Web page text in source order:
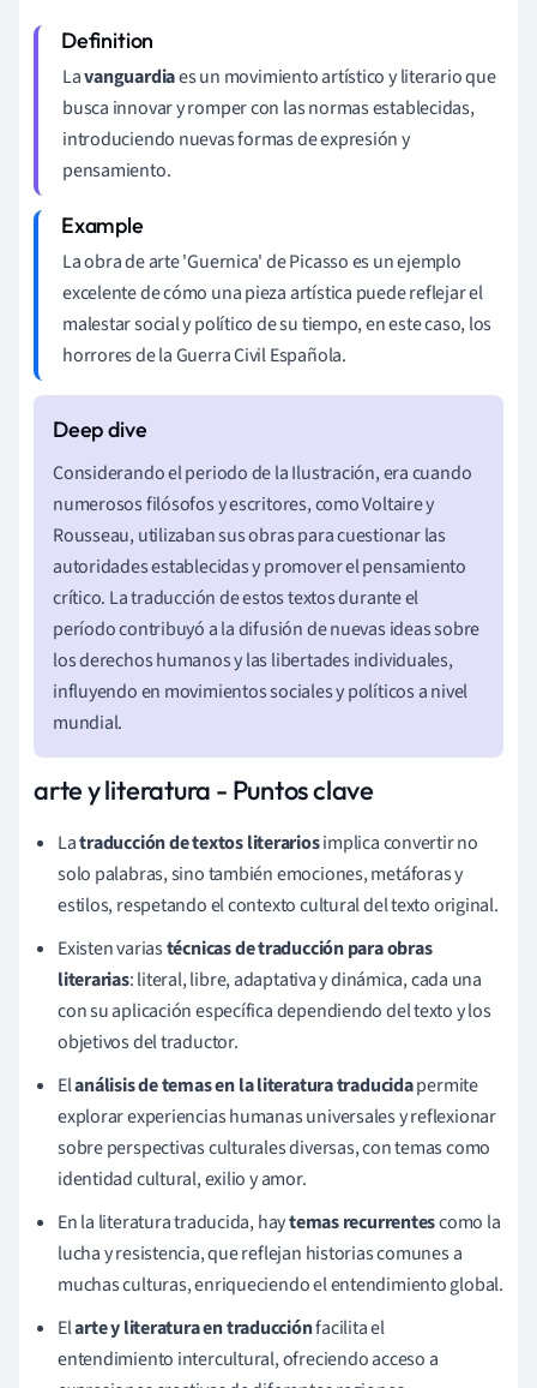
Lavanguardiaes un movimiento artístico y literario que
busca innovar y romper con las normas establecidas,
introduciendo nuevas formas de expresión y
pensamiento.
La obra de arte 'Guernica' de Picasso es un ejemplo
excelente de cómo una pieza artística puede reflejar el
malestar social y político de su tiempo, en este caso, los
horrores de la Guerra Civil Española.
Considerando el periodo de la Ilustración, era cuando
numerosos filósofos y escritores, como Voltaire y
Rousseau, utilizaban sus obras para cuestionar las
autoridades establecidas y promover el pensamiento
crítico. La traducción de estos textos durante el
período contribuyó a la difusión de nuevas ideas sobre
los derechos humanos y las libertades individuales,
influyendo en movimientos sociales y políticos a nivel
mundial.
arte y literatura - Puntos clave
Latraducción de textos literariosimplica convertir no
solo palabras, sino también emociones, metáforas y
estilos, respetando el contexto cultural del texto original.
Existen variastécnicas de traducción para obras
literarias: literal, libre, adaptativa y dinámica, cada una
con su aplicación específica dependiendo del texto y los
objetivos del traductor.
Elanálisis de temas en la literatura traducidapermite
explorar experiencias humanas universales y reflexionar
sobre perspectivas culturales diversas, con temas como
identidad cultural, exilio y amor.
En la literatura traducida, haytemas recurrentescomo la
lucha y resistencia, que reflejan historias comunes a
muchas culturas, enriqueciendo el entendimiento global.
Elarte y literatura en traducciónfacilita el
entendimiento intercultural, ofreciendo acceso a